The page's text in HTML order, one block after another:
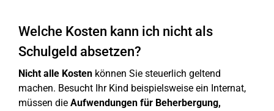
Welche Kosten kann ich nicht als
Schulgeld absetzen?
Nicht alle Kosten können Sie steuerlich geltend
machen. Besucht Ihr Kind beispielsweise ein Internat,
müssen die Aufwendungen für Beherbergung,